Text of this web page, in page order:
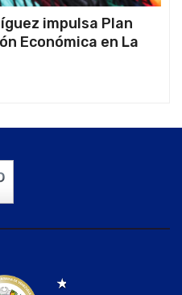
impulsa Plan
Económica en La